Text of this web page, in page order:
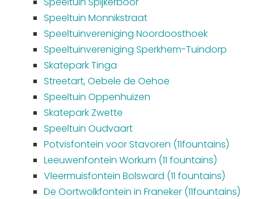
Speeltuin Monnikstraat
Speeltuinvereniging Noordoosthoek
Speeltuinvereniging Sperkhem-Tuindorp
Skatepark Tinga
Streetart, Oebele de Oehoe
Speeltuin Oppenhuizen
Skatepark Zwette
Speeltuin Oudvaart
Potvisfontein voor Stavoren (11fountains)
Leeuwenfontein Workum (11 fountains)
Vleermuisfontein Bolsward (11 fountains)
De Oortwolkfontein in Franeker (11fountains)